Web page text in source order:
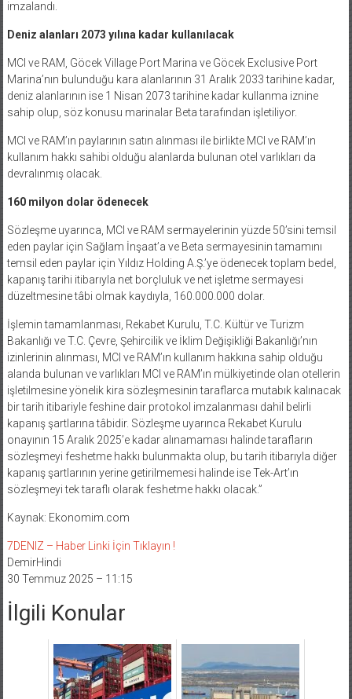
imzalandı.
Deniz alanları 2073 yılına kadar kullanılacak
MCI ve RAM, Göcek Village Port Marina ve Göcek Exclusive Port
Marina’nın bulunduğu kara alanlarının 31 Aralık 2033 tarihine kadar,
deniz alanlarının ise 1 Nisan 2073 tarihine kadar kullanma iznine
sahip olup, söz konusu marinalar Beta tarafından işletiliyor.
MCI ve RAM’ın paylarının satın alınması ile birlikte MCI ve RAM’ın
kullanım hakkı sahibi olduğu alanlarda bulunan otel varlıkları da
devralınmış olacak.
160 milyon dolar ödenecek
Sözleşme uyarınca, MCI ve RAM sermayelerinin yüzde 50’sini temsil
eden paylar için Sağlam İnşaat’a ve Beta sermayesinin tamamını
temsil eden paylar için Yıldız Holding A.Ş.’ye ödenecek toplam bedel,
kapanış tarihi itibarıyla net borçluluk ve net işletme sermayesi
düzeltmesine tâbi olmak kaydıyla, 160.000.000 dolar.
İşlemin tamamlanması, Rekabet Kurulu, T.C. Kültür ve Turizm
Bakanlığı ve T.C. Çevre, Şehircilik ve İklim Değişikliği Bakanlığı’nın
izinlerinin alınması, MCI ve RAM’ın kullanım hakkına sahip olduğu
alanda bulunan ve varlıkları MCI ve RAM’ın mülkiyetinde olan otellerin
işletilmesine yönelik kira sözleşmesinin taraflarca mutabık kalınacak
bir tarih itibariyle feshine dair protokol imzalanması dahil belirli
kapanış şartlarına tâbidir. Sözleşme uyarınca Rekabet Kurulu
onayının 15 Aralık 2025’e kadar alınamaması halinde tarafların
sözleşmeyi feshetme hakkı bulunmakta olup, bu tarih itibarıyla diğer
kapanış şartlarının yerine getirilmemesi halinde ise Tek-Art’ın
sözleşmeyi tek taraflı olarak feshetme hakkı olacak.”
Kaynak: Ekonomim.com
7DENIZ – Haber Linki İçin Tıklayın !
DemirHindi
30 Temmuz 2025 – 11:15
İlgili Konular